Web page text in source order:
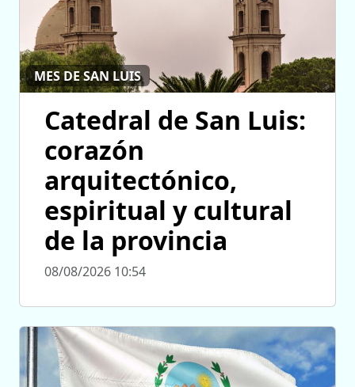
MES DE SAN LUIS
Catedral de San Luis:
corazón
arquitectónico,
espiritual y cultural
de la provincia
08/08/2026 10:54